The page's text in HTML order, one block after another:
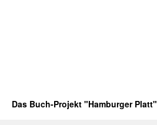
Das Buch-Projekt "Hamburger Platt"